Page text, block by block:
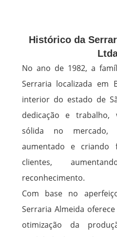
Histórico da
No ano de 1982, a
Serraria localizada em
interior do estado de
dedicação e trabalho,
sólida no mercado,
aumentado e criando
clientes,
reconhecimento.
Com base no
Serraria Almeida
otimização da